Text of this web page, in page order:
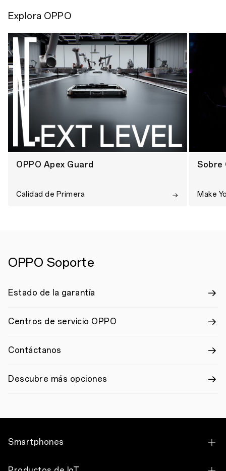
Explora OPPO
OPPO Apex Guard
Calidad de Primera
Sobre
Make
OPPO Soporte
Estado de la garantía
Centros de servicio OPPO
Contáctanos
Descubre más opciones
Smartphones
OPPO Find X9 Pro